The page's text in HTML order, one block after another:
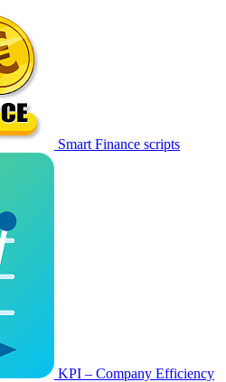
Smart Finance scripts
KPI – Company Efficiency